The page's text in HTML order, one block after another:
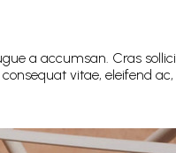
a accumsan. Cras
vitae, eleifend